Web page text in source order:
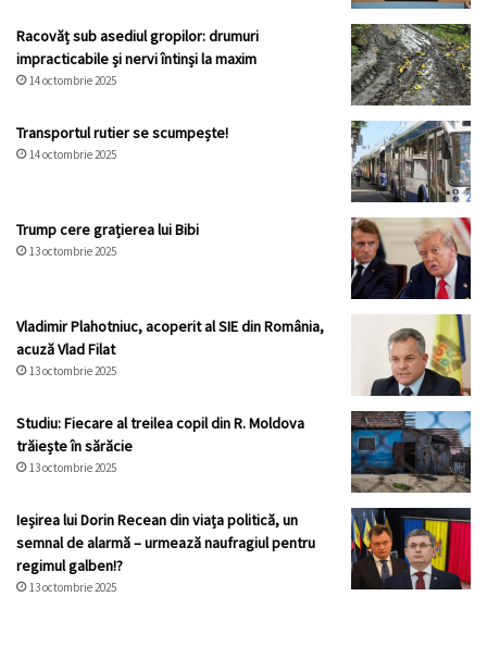
Racovăț sub asediul gropilor: drumuri
impracticabile și nervi întinși la maxim
14 octombrie 2025
Transportul rutier se scumpește!
14 octombrie 2025
Trump cere grațierea lui Bibi
13 octombrie 2025
Vladimir Plahotniuc, acoperit al SIE din România,
acuză Vlad Filat
13 octombrie 2025
Studiu: Fiecare al treilea copil din R. Moldova
trăiește în sărăcie
13 octombrie 2025
Ieșirea lui Dorin Recean din viața politică, un
semnal de alarmă – urmează naufragiul pentru
regimul galben!?
13 octombrie 2025